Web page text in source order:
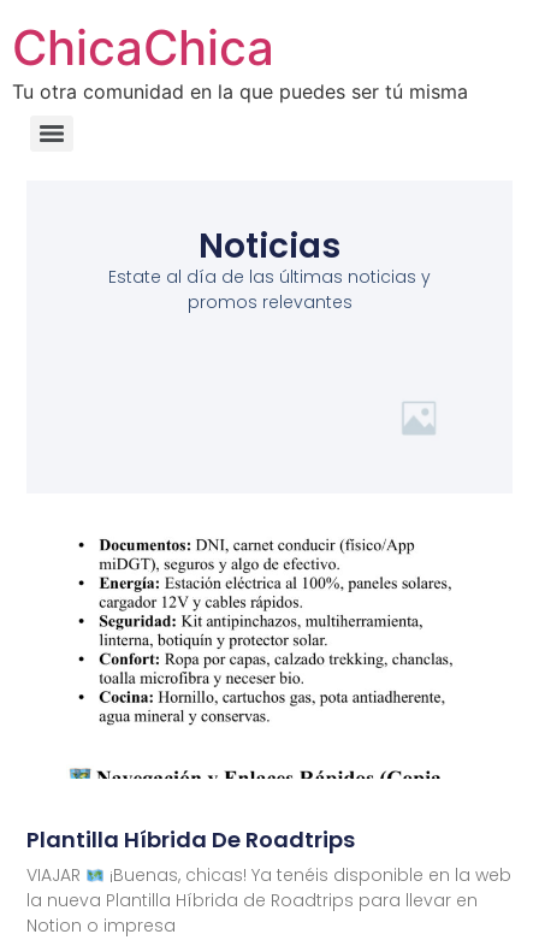
ChicaChica
Tu otra comunidad en la que puedes ser tú misma
Noticias
Estate al día de las últimas noticias y
promos relevantes
Plantilla Híbrida De Roadtrips
VIAJAR
¡Buenas, chicas! Ya tenéis disponible en la web
la nueva Plantilla Híbrida de Roadtrips para llevar en
Notion o impresa